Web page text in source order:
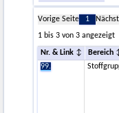
Vorige Seite 1
1 bis 3 von 3 angezeigt
Nr. & Link Bereich
99.